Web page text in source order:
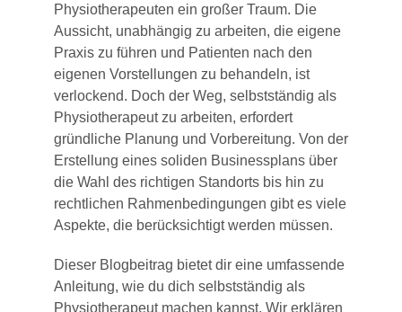
Physiotherapeuten ein großer Traum. Die
Aussicht, unabhängig zu arbeiten, die eigene
Praxis zu führen und Patienten nach den
eigenen Vorstellungen zu behandeln, ist
verlockend. Doch der Weg, selbstständig als
Physiotherapeut zu arbeiten, erfordert
gründliche Planung und Vorbereitung. Von der
Erstellung eines soliden Businessplans über
die Wahl des richtigen Standorts bis hin zu
rechtlichen Rahmenbedingungen gibt es viele
Aspekte, die berücksichtigt werden müssen.
Dieser Blogbeitrag bietet dir eine umfassende
Anleitung, wie du dich selbstständig als
Physiotherapeut machen kannst. Wir erklären